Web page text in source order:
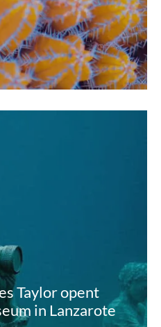
Taylor opent
in Lanzarote